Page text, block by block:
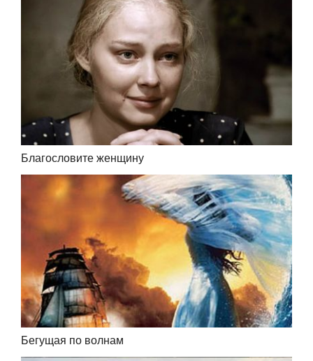
Благословите женщину
Бегущая по волнам